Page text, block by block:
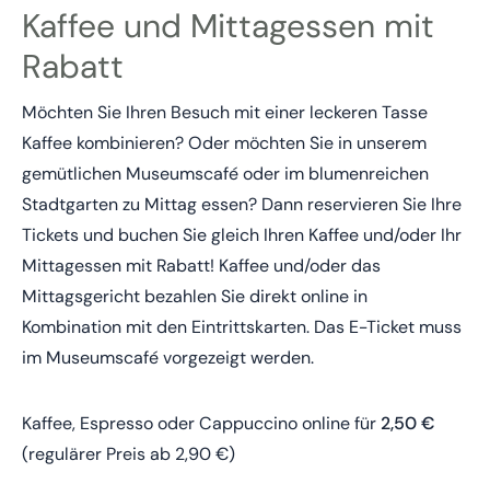
Kaffee und Mittagessen mit
Rabatt
Möchten Sie Ihren Besuch mit einer leckeren Tasse
Kaffee kombinieren? Oder möchten Sie in unserem
gemütlichen Museumscafé oder im blumenreichen
Stadtgarten zu Mittag essen? Dann reservieren Sie Ihre
Tickets und buchen Sie gleich Ihren Kaffee und/oder Ihr
Mittagessen mit Rabatt! Kaffee und/oder das
Mittagsgericht bezahlen Sie direkt online in
Kombination mit den Eintrittskarten. Das E-Ticket muss
im Museumscafé vorgezeigt werden.
Kaffee, Espresso oder Cappuccino online für 2,50 €
(regulärer Preis ab 2,90 €)